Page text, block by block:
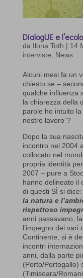
DialogUE e
da Ilona Toth | 14
interviste
News
Alcuni mesi fa un
chiesto se –
qualche influenza
la chiarezza della
parole ho intuito
nostro lavoro”?
Dopo la sua
incontro nel 2004
collocato nel
propria identità
2007 – pure a
hanno delineato il
di questi SÌ si dice:
la natura e
rispettoso
anni passavano,
l’impegno dei vari
Continente, si è
incontri
anni, dalla parte
(Porto/Portogallo)
(Timisoara/